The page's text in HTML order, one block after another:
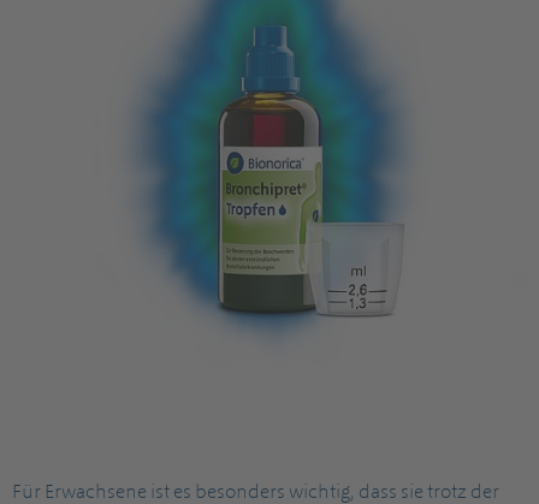
Für Erwachsene ist es besonders wichtig, dass sie trotz der